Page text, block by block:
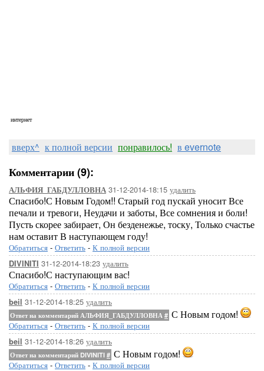
интернет
вверх^ к полной версии понравилось! в evernote
Комментарии (9):
АЛЬФИЯ_ГАБДУЛЛОВНА 31-12-2014-18:15 удалить
Спасибо!С Новым Годом!! Старый год пускай уносит Все
печали и тревоги, Неудачи и заботы, Все сомнения и боли!
Пусть скорее забирает, Он безденежье, тоску, Только счастье
нам оставит В наступающем году!
Обратиться - Ответить - К полной версии
DIVINITI 31-12-2014-18:23 удалить
Спасибо!С наступающим вас!
Обратиться - Ответить - К полной версии
beil 31-12-2014-18:25 удалить
Ответ на комментарий АЛЬФИЯ_ГАБДУЛЛОВНА # С Новым годом!
Обратиться - Ответить - К полной версии
beil 31-12-2014-18:26 удалить
Ответ на комментарий DIVINITI # С Новым годом!
Обратиться - Ответить - К полной версии